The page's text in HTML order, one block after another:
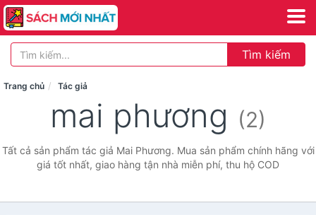
Tìm kiếm
Trang chủ Tác giả
mai phương (2)
Tất cả sản phẩm tác giả Mai Phương. Mua sản phẩm chính hãng với
giá tốt nhất, giao hàng tận nhà miễn phí, thu hộ COD